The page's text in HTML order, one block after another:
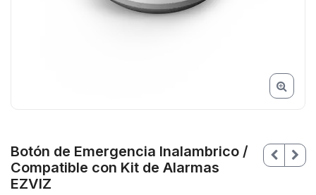
Botón de Emergencia Inalambrico /
Compatible con Kit de Alarmas
EZVIZ